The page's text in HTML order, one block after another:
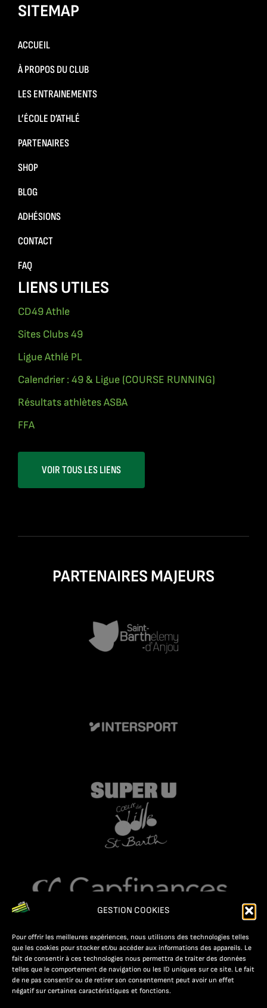
GESTION COOKIES
Pour offrir les meilleures expériences, nous utilisons des technologies telles
que les cookies pour stocker et/ou accéder aux informations des appareils. Le
fait de consentir à ces technologies nous permettra de traiter des données
telles que le comportement de navigation ou les ID uniques sur ce site. Le fait
de ne pas consentir ou de retirer son consentement peut avoir un effet
négatif sur certaines caractéristiques et fonctions.
SITEMAP
ACCUEIL
À PROPOS DU CLUB
LES ENTRAINEMENTS
L’ÉCOLE D’ATHLÉ
PARTENAIRES
SHOP
BLOG
ADHÉSIONS
CONTACT
FAQ
LIENS UTILES
CD49 Athle
Sites Clubs 49
Ligue Athlé PL
Calendrier : 49 & Ligue (COURSE RUNNING)
Résultats athlètes ASBA
FFA
VOIR TOUS LES LIENS
PARTENAIRES MAJEURS